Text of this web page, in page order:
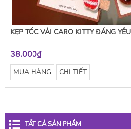
KẸP TÓC VẢI CARO KITTY ĐÁNG YÊU
38.000₫
MUA HÀNG CHI TIẾT
TẤT CẢ SẢN PHẨM